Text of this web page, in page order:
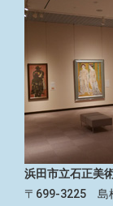
浜田市立石正美
〒699-3225 島